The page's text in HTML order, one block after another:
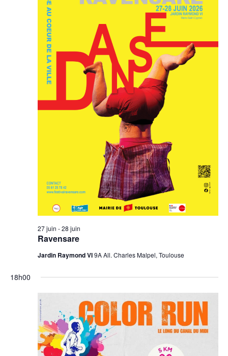
Ravensare
27 juin -28 juin
Jardin Raymond VI9A All. Charles Malpel, Toulouse
18h00